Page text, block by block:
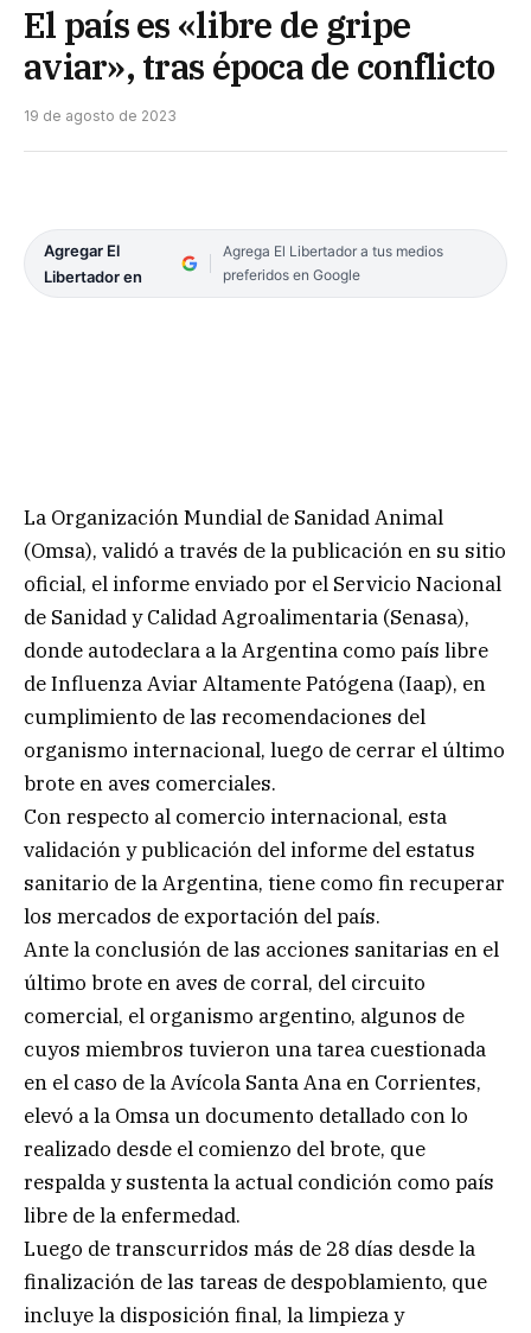
El país es «libre de gripe
aviar», tras época de conflicto
19 de agosto de 2023
Agregar El
Libertador en
Agrega El Libertador a tus medios
preferidos en Google
La Organización Mundial de Sanidad Animal
(Omsa), validó a través de la publicación en su sitio
oficial, el informe enviado por el Servicio Nacional
de Sanidad y Calidad Agroalimentaria (Senasa),
donde autodeclara a la Argentina como país libre
de Influenza Aviar Altamente Patógena (Iaap), en
cumplimiento de las recomendaciones del
organismo internacional, luego de cerrar el último
brote en aves comerciales.
Con respecto al comercio internacional, esta
validación y publicación del informe del estatus
sanitario de la Argentina, tiene como fin recuperar
los mercados de exportación del país.
Ante la conclusión de las acciones sanitarias en el
último brote en aves de corral, del circuito
comercial, el organismo argentino, algunos de
cuyos miembros tuvieron una tarea cuestionada
en el caso de la Avícola Santa Ana en Corrientes,
elevó a la Omsa un documento detallado con lo
realizado desde el comienzo del brote, que
respalda y sustenta la actual condición como país
libre de la enfermedad.
Luego de transcurridos más de 28 días desde la
finalización de las tareas de despoblamiento, que
incluye la disposición final, la limpieza y